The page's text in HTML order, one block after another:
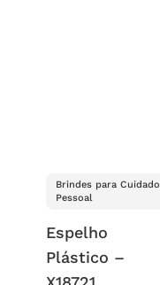
Brindes para Cuidado
Pessoal
Espelho
Plástico –